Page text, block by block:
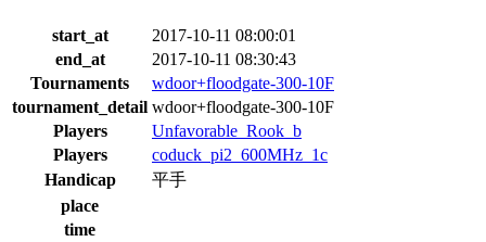
start_at
2017-10-11 08:00:01
end_at
2017-10-11 08:30:43
Tournaments
wdoor+floodgate-300-10F
tournament_detail wdoor+floodgate-300-10F
Players
Unfavorable_Rook_b
Players
coduck_pi2_600MHz_1c
Handicap
平手
place
time